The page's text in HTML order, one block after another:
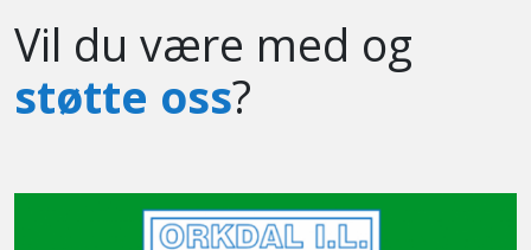
Vil du være med og
støtte oss?